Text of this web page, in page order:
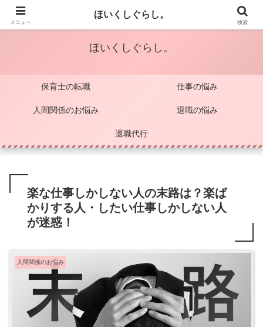
保育士のココロを軽くするブログ
ほいくしぐらし。
保育士の転職 仕事の悩み
人間関係のお悩み 退職の悩み
退職代行
楽な仕事しかしない人の末路は？楽ば
かりする人・したい仕事しかしない人
が迷惑！
人間関係のお悩み
メニュー
ほいくしぐらし。
検索